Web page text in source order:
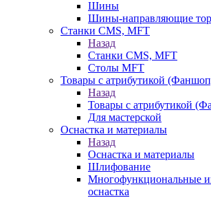
Шины
Шины-направляющие
Станки CMS, MFT
Назад
Станки CMS, MFT
Столы MFT
Товары с атрибутикой
Назад
Товары с атрибутикой
Для мастерской
Оснастка и материалы
Назад
Оснастка и материалы
Шлифование
Многофункциональные
оснастка